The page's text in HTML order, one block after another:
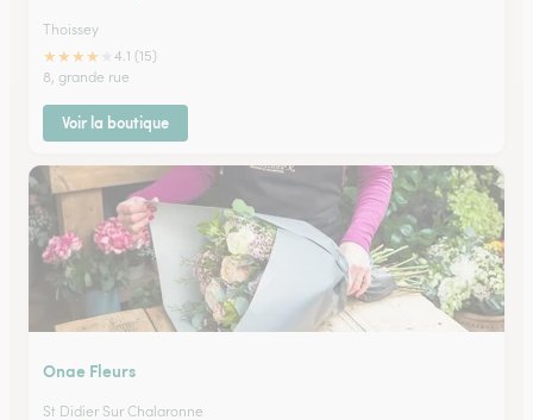
Thoissey
★★★★
4.1 (15)
8, grande rue
Voir la boutique
Onae Fleurs
St Didier Sur Chalaronne